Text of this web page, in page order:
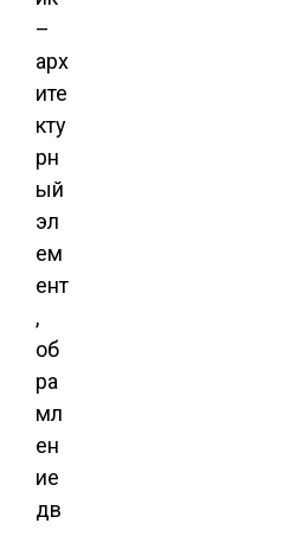
–
арх
ите
кту
рн
ый
эл
ем
ент
,
об
ра
мл
ен
ие
дв